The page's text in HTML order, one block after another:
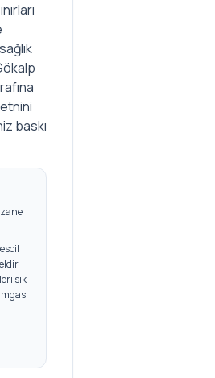
baskı
sık